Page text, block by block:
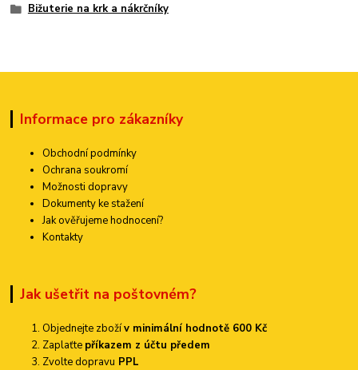
Bižuterie na krk a nákrčníky
Informace pro zákazníky
Obchodní podmínky
Ochrana soukromí
Možnosti dopravy
Dokumenty ke stažení
Jak ověřujeme hodnocení?
Kontakty
Jak ušetřit na poštovném?
Objednejte zbožív minimální hodnotě 600 Kč
Zaplaťte příkazem z účtu předem
Zvolte dopravu PPL